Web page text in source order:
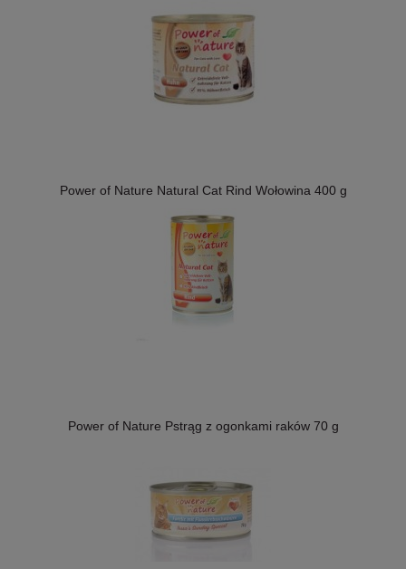
Power of Nature Natural Cat Rind Wołowina 400 g
Power of Nature Pstrąg z ogonkami raków 70 g